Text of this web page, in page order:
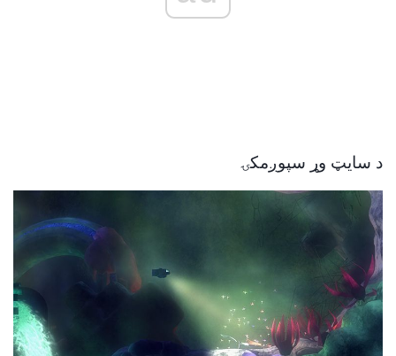
د سایټ وړ سپوږمکۍ